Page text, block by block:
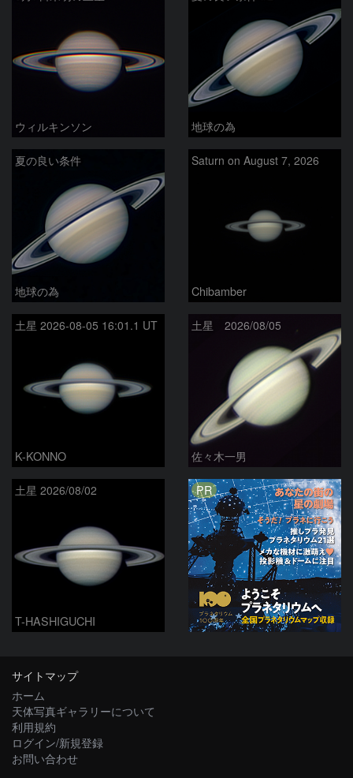
ウィルキンソン 地球の為
夏の良い条件
地球の為
Saturn on August 7, 2026
Chibamber
土星 2026-08-05 16:01.1 UT
K-KONNO
土星 2026/08/05
佐々木一男
土星 2026/08/02
T-HASHIGUCHI
PR
サイトマップ
ホーム
天体写真ギャラリーについて
利用規約
ログイン/新規登録
お問い合わせ